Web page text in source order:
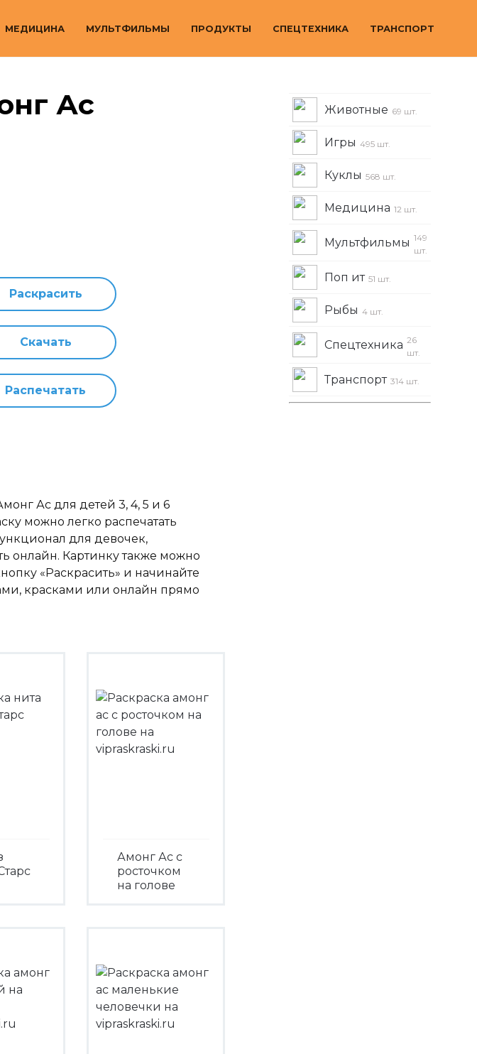
МЕДИЦИНА МУЛЬТФИЛЬМЫ ПРОДУКТЫ СПЕЦТЕХНИКА ТРАНСПОРТ
Ас
Раскрасить
Скачать
Распечатать
Ас для детей 3, 4, 5 и 6
можно легко распечатать
для девочек,
онлайн. Картинку также можно
«Раскрасить» и начинайте
красками или онлайн прямо
Амонг Ас с
росточком
на голове
Животные 69 шт.
Игры 495 шт.
Куклы 568 шт.
Медицина 12 шт.
Мультфильмы 149
шт.
Поп ит 51 шт.
Рыбы 4 шт.
Спецтехника 26
шт.
Транспорт 314 шт.